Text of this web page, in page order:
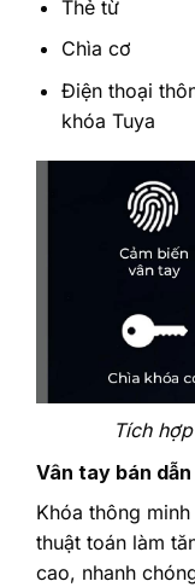
Thẻ từ
Chìa cơ
Điện thoại
khóa Tuya
Tích
Vân tay bán
Khóa thông
thuật toán làm
cao, nhanh